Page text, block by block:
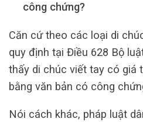
công chứng?
Căn cứ theo các loại di
quy định tại Điều 628 Bộ
thấy di chúc viết tay có giá
bằng văn bản có công
Nói cách khác, pháp luật